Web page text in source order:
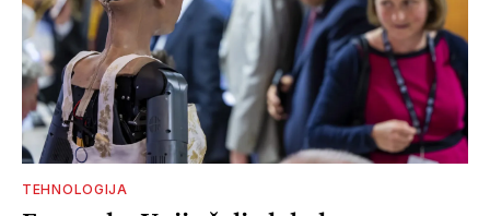
TEHNOLOGIJA